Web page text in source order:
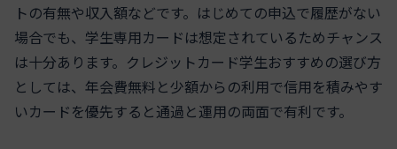
トの有無や収入額などです。はじめての申込で履歴がない
場合でも、学生専用カードは想定されているためチャンス
は十分あります。クレジットカード学生おすすめの選び方
としては、年会費無料と少額からの利用で信用を積みやす
いカードを優先すると通過と運用の両面で有利です。